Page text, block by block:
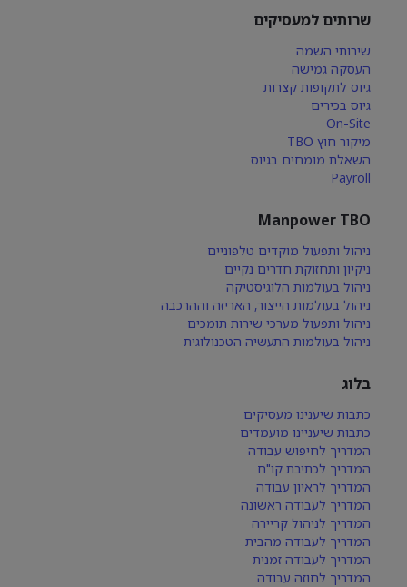
שרותים למעסיקים
שירותי השמה
העסקה גמישה
גיוס לתקופות קצרות
גיוס בכירים
On-Site
מיקור חוץ TBO
השאלת מומחים בגיוס
Payroll
Manpower TBO
ניהול ותפעול מוקדים טלפוניים
ניקיון ותחזוקת חדרים נקיים
ניהול בעולמות הלוגיסטיקה
ניהול בעולמות הייצור, האריזה וההרכבה
ניהול ותפעול מערכי שירות תומכים
ניהול בעולמות התעשיה הטכנולוגית
בלוג
כתבות שיענינו מעסיקים
כתבות שיעניינו מועמדים
המדריך לחיפוש עבודה
המדריך לכתיבת קו"ח
המדריך לראיון עבודה
המדריך לעבודה ראשונה
המדריך לניהול קריירה
המדריך לעבודה מהבית
המדריך לעבודה זמנית
המדריך לחוזה עבודה